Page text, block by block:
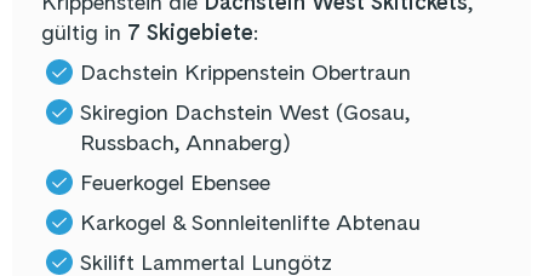
gültig in 7 Skigebiete:
Dachstein Krippenstein Obertraun
Skiregion Dachstein West (Gosau,
Russbach, Annaberg)
Feuerkogel Ebensee
Karkogel & Sonnleitenlifte Abtenau
Skilift Lammertal Lungötz